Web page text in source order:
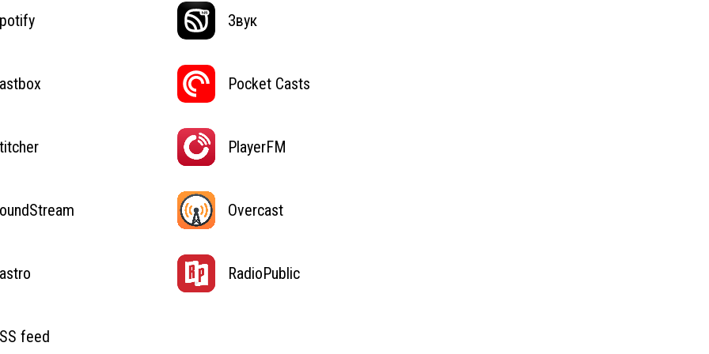
Звук
Pocket Casts
PlayerFM
Overcast
RadioPublic
feed